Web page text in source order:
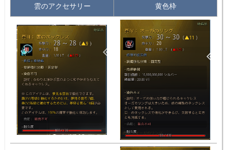
雲のアクセサリー 黄色枠